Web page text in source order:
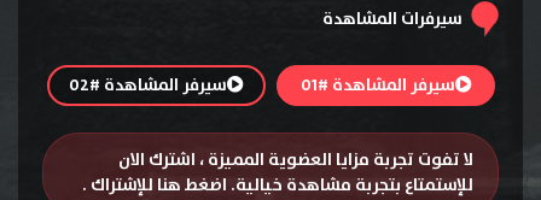
سيرفرات المشاهدة
سيرفر المشاهدة #01 سيرفر المشاهدة #02
لا تفوت تجربة مزايا العضوية المميزة ، اشترك الان
للإستمتاع بتجربة مشاهدة خيالية. اضغط هنا للإشتراك .